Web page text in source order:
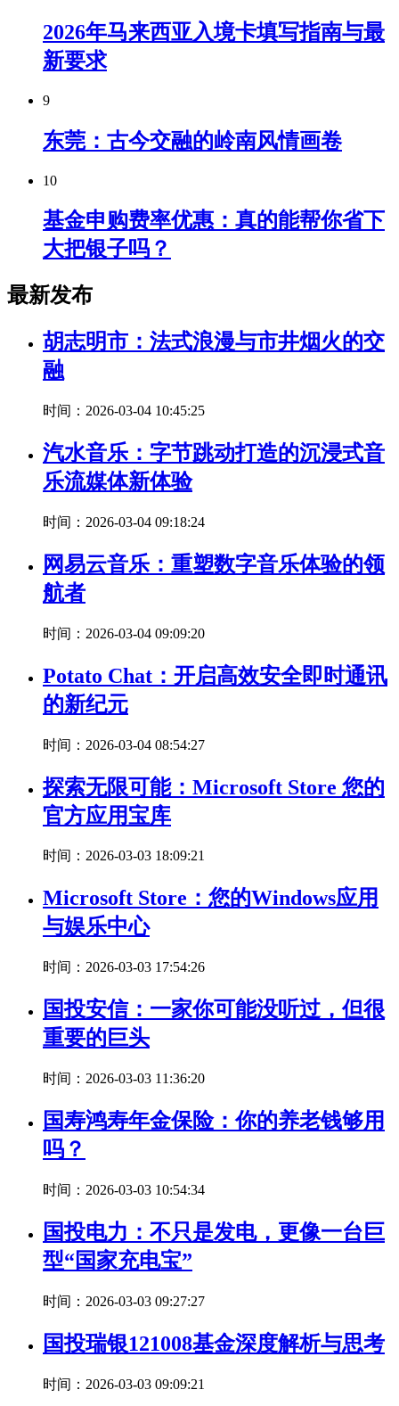
2026年马来西亚入境卡填写指南与最
新要求
9
东莞：古今交融的岭南风情画卷
10
基金申购费率优惠：真的能帮你省下
大把银子吗？
最新发布
胡志明市：法式浪漫与市井烟火的交
融
时间：2026-03-04 10:45:25
汽水音乐：字节跳动打造的沉浸式音
乐流媒体新体验
时间：2026-03-04 09:18:24
网易云音乐：重塑数字音乐体验的领
航者
时间：2026-03-04 09:09:20
Potato Chat：开启高效安全即时通讯
的新纪元
时间：2026-03-04 08:54:27
探索无限可能：Microsoft Store 您的
官方应用宝库
时间：2026-03-03 18:09:21
Microsoft Store：您的Windows应用
与娱乐中心
时间：2026-03-03 17:54:26
国投安信：一家你可能没听过，但很
重要的巨头
时间：2026-03-03 11:36:20
国寿鸿寿年金保险：你的养老钱够用
吗？
时间：2026-03-03 10:54:34
国投电力：不只是发电，更像一台巨
型“国家充电宝”
时间：2026-03-03 09:27:27
国投瑞银121008基金深度解析与思考
时间：2026-03-03 09:09:21